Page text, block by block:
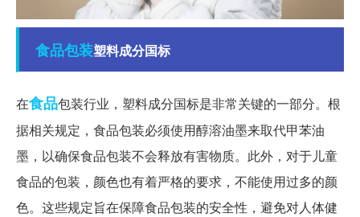
食品包装塑料成分国标
在食品包装行业，塑料成分国标是非常关键的一部分。根
据相关规定，食品包装必须使用醇溶油墨来取代甲苯油
墨，以确保食品包装不会释放有害物质。此外，对于儿童
食品的包装，颜色也有着严格的要求，不能使用过多的颜
色。这些规定旨在保障食品包装的安全性，避免对人体健